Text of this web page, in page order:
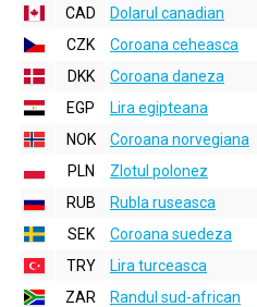
CAD
Dolarul canadian
CZK
Coroana ceheasca
DKK
Coroana daneza
EGP
Lira egipteana
NOK
Coroana norvegiana
PLN
Zlotul polonez
RUB
Rubla ruseasca
SEK
Coroana suedeza
TRY
Lira turceasca
ZAR
Randul sud-african